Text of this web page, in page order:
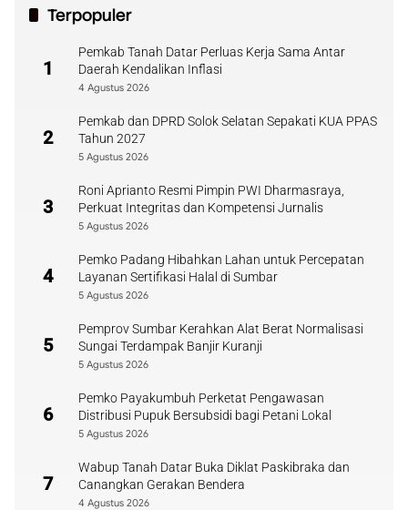
Terpopuler
1
Pemkab Tanah Datar Perluas Kerja Sama Antar
Daerah Kendalikan Inflasi
4 Agustus 2026
2
Pemkab dan DPRD Solok Selatan Sepakati KUA PPAS
Tahun 2027
5 Agustus 2026
3
Roni Aprianto Resmi Pimpin PWI Dharmasraya,
Perkuat Integritas dan Kompetensi Jurnalis
5 Agustus 2026
4
Pemko Padang Hibahkan Lahan untuk Percepatan
Layanan Sertifikasi Halal di Sumbar
5 Agustus 2026
5
Pemprov Sumbar Kerahkan Alat Berat Normalisasi
Sungai Terdampak Banjir Kuranji
5 Agustus 2026
6
Pemko Payakumbuh Perketat Pengawasan
Distribusi Pupuk Bersubsidi bagi Petani Lokal
5 Agustus 2026
7
Wabup Tanah Datar Buka Diklat Paskibraka dan
Canangkan Gerakan Bendera
4 Agustus 2026